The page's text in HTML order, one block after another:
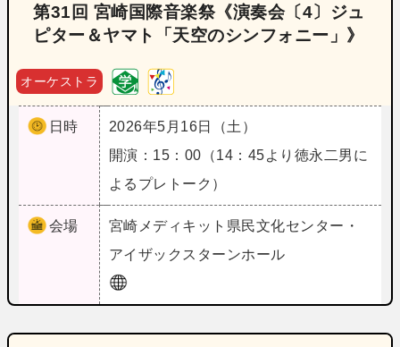
第31回 宮崎国際音楽祭《演奏会〔4〕ジュ
ピター＆ヤマト「天空のシンフォニー」》
オーケストラ
日時
2026年5月16日（土）
開演：15：00（14：45より徳永二男に
よるプレトーク）
会場 宮崎 メディキット県民文化センター・
アイザックスターンホール